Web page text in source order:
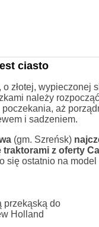
ciasto
o złotej, wypieczonej
należy
aż
i sadzeniem.
(gm. Szreńsk)
traktorami z oferty
się ostatnio na
przekąską do
Holland